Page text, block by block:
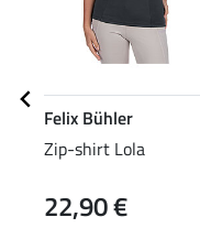
Felix Bühler
Zip-shirt Lola
22,90 €